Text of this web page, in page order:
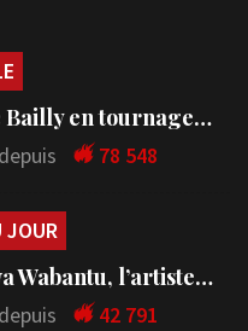
Bailly en tournage…
78 548
JOUR
Wabantu, l’artiste…
42 791